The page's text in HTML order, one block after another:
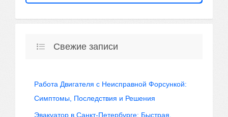
Свежие записи
Работа Двигателя с Неисправной Форсункой:
Симптомы, Последствия и Решения
Эвакуатор в Санкт-Петербурге: Быстрая,